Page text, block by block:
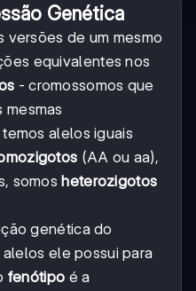
Genética
versões de um mesmo
equivalentes nos
- cromossomos que
mesmas
alelos iguais
(AA ou aa),
somos heterozigotos
genética do
ele possui para
fenótipo é a